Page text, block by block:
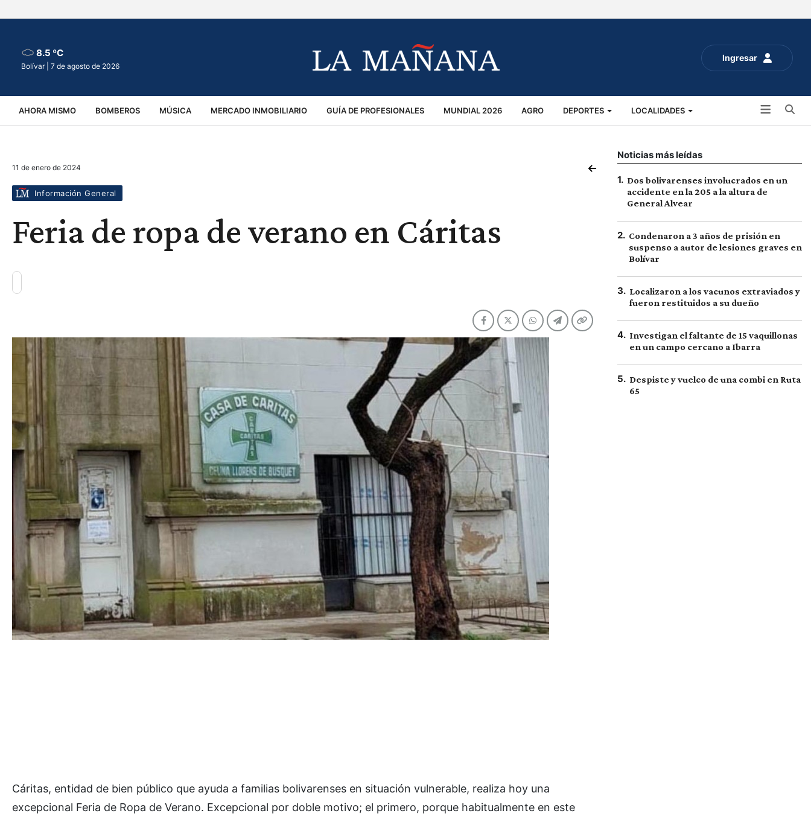
Ingresar
8.5 ºC
Bolívar | 7 de agosto de 2026
AHORA MISMO BOMBEROS MÚSICA MERCADO INMOBILIARIO GUÍA DE PROFESIONALES MUNDIAL 2026 AGRO DEPORTES LOCALIDADES
VIRALES ACCIDENTES
11 de enero de 2024
Información General
Feria de ropa de verano en Cáritas
Cáritas, entidad de bien público que ayuda a familias bolivarenses en situación vulnerable, realiza hoy una
excepcional Feria de Ropa de Verano. Excepcional por doble motivo; el primero, porque habitualmente en este
Noticias más leídas
1. Dos bolivarenses involucrados en un
accidente en la 205 a la altura de
General Alvear
2. Condenaron a 3 años de prisión en
suspenso a autor de lesiones graves en
Bolívar
3. Localizaron a los vacunos extraviados y
fueron restituidos a su dueño
4. Investigan el faltante de 15 vaquillonas
en un campo cercano a Ibarra
5. Despiste y vuelco de una combi en Ruta
65